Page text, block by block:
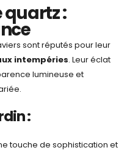
quartz :
sont réputés pour leur
intempéries. Leur éclat
lumineuse et
:
touche de sophistication et